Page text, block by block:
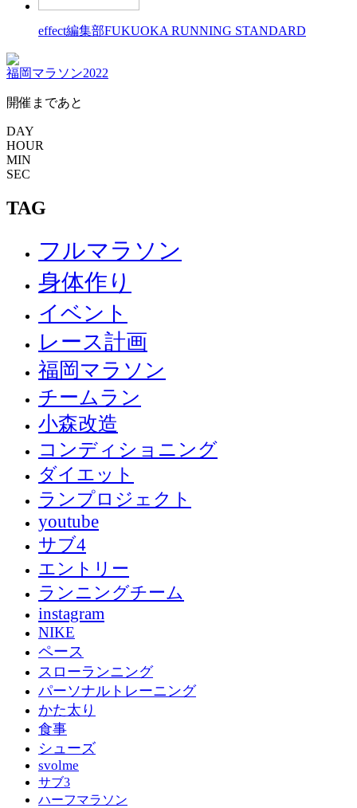
effect編集部FUKUOKA RUNNING STANDARD
福岡マラソン2022
開催まであと
DAY
HOUR
MIN
SEC
TAG
フルマラソン
身体作り
イベント
レース計画
福岡マラソン
チームラン
小森改造
コンディショニング
ダイエット
ランプロジェクト
youtube
サブ4
エントリー
ランニングチーム
instagram
NIKE
ペース
スローランニング
パーソナルトレーニング
かた太り
食事
シューズ
svolme
サブ3
ハーフマラソン